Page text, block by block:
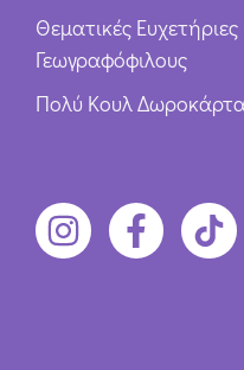
Θεματικές
Γεωγραφόφιλους
Πολύ Κουλ